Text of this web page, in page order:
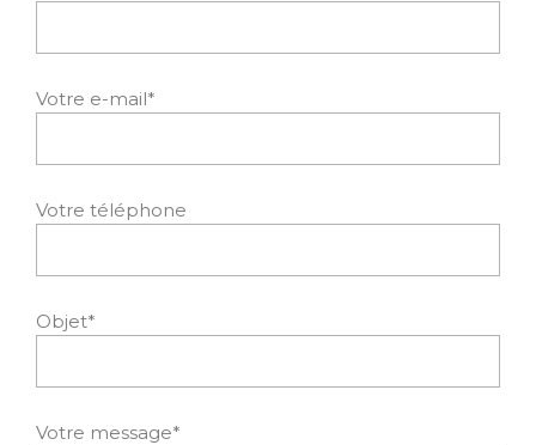
Votre e-mail*
Votre téléphone
Objet*
Votre message*